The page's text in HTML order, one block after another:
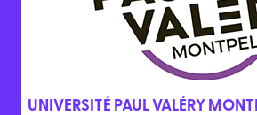
UNIVERSITÉ PAUL VALÉRY